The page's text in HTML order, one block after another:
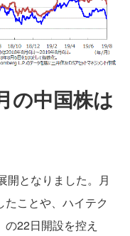
の中国株は
開となりました。月
ことや、ハイテク
22日開設を控え